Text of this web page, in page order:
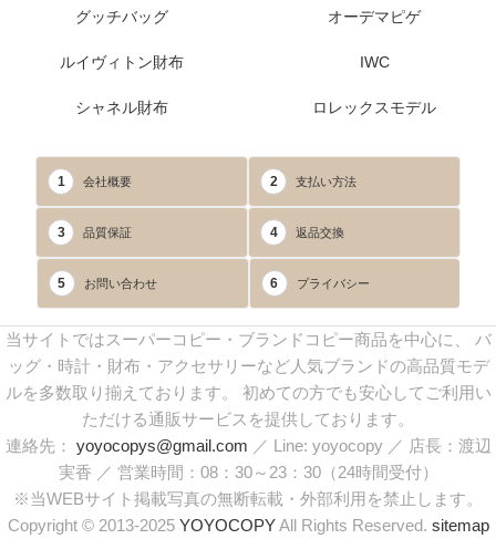
グッチバッグ
ルイヴィトン財布
シャネル財布
オーデマピゲ
IWC
ロレックスモデル
1 会社概要 2 支払い方法
3 品質保証 4 返品交換
5 お問い合わせ 6 プライバシー
当サイトではスーパーコピー・ブランドコピー商品を中心に、 バ
ッグ・時計・財布・アクセサリーなど人気ブランドの高品質モデ
ルを多数取り揃えております。 初めての方でも安心してご利用い
ただける通販サービスを提供しております。
連絡先： yoyocopys@gmail.com ／ Line: yoyocopy ／ 店長：渡辺
実香 ／ 営業時間：08：30～23：30（24時間受付）
※当WEBサイト掲載写真の無断転載・外部利用を禁止します。
Copyright © 2013-2025 YOYOCOPYAll Rights Reserved. sitemap